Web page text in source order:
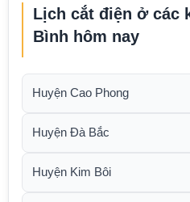
Lịch cắt điện ở các
Bình hôm nay
Huyện Cao Phong
Huyện Đà Bắc
Huyện Kim Bôi